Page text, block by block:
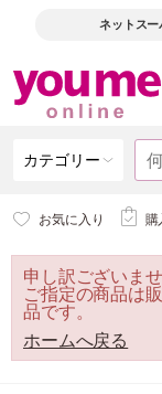
ネットスー
カテゴリー
お気に入り 購
申し訳ございませ
ご指定の商品は
品です。
ホームへ戻る